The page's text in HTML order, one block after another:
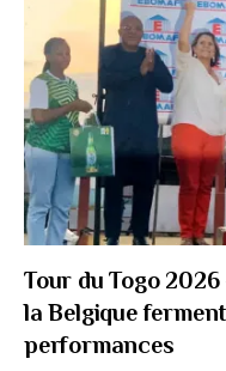
Tour du Togo
la Belgique
performances